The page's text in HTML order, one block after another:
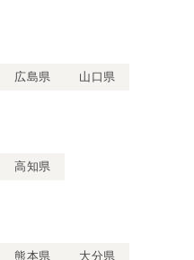
広島県 山口県
高知県
熊本県
大分県